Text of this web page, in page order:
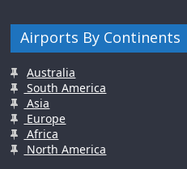
Airports By Continents
Australia
South America
Asia
Europe
Africa
North America